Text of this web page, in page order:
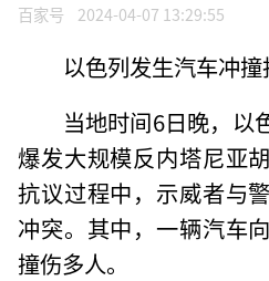
百家号 2024-04-07 13:29:55
以色列发生汽车冲
当地时间6日晚，以
爆发大规模反内塔尼亚
抗议过程中，示威者与
冲突。其中，一辆汽车
撞伤多人。